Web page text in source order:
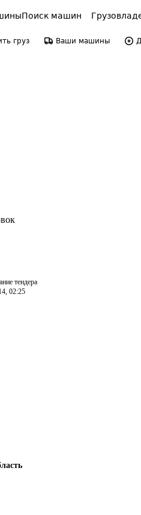
Поиск машин
груз Ваши машины
тендера
02:25